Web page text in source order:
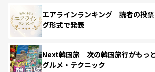
エアラインランキング 読者の投
グ形式で発表
Next韓国旅 次の韓国旅行がもっ
グルメ・テクニック